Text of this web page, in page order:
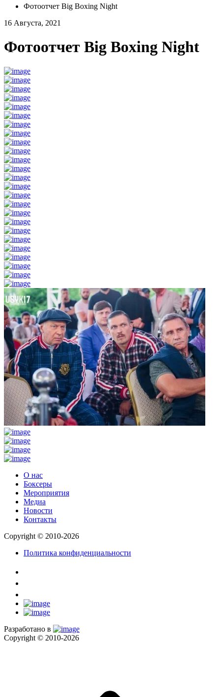
Фотоотчет Big Boxing Night
16 Августа, 2021
Фотоотчет Big Boxing Night
О нас
Боксеры
Мероприятия
Медиа
Новости
Контакты
Copyright © 2010-2026
Политика конфиденциальности
Разработано в
Copyright © 2010-2026